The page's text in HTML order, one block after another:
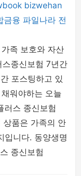
bizwehan
금융 파일나라 전
족 보호와 자산
종신보험 7년간
포스팅하고 있
워야하는 오늘
러스 종신보험
상품은 가족의 안
입니다. 동양생명
종신보험